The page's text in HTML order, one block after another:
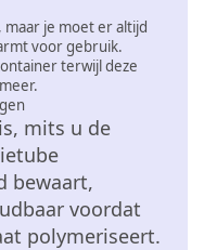
maar je moet er altijd
voor gebruik.
terwijl deze
mits u de
bewaart,
voordat
polymeriseert.